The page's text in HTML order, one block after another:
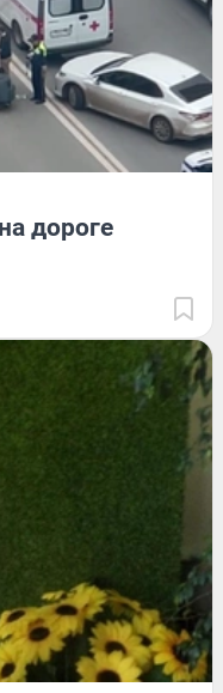
дороге